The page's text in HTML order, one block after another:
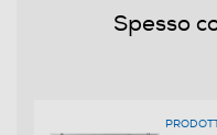
Spesso